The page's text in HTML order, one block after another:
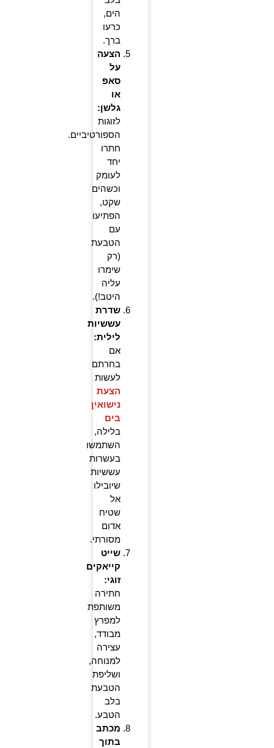
הים,
כרעו
ברך.
הצעה
על
סאפ
או
גלשן:
לזוגות
הספורטיביים.
חתרו
יחד
לעומק
וכשהים
שקט,
הפתיעו
עם
הטבעת
(רק
שימרו
עליה
היטב!).
שדרת
עששיות
לילית:
אם
בחרתם
לעשות
הצעת
נישואין
בים
בלילה,
השתמשו
בעשרות
עששיות
שיובילו
אל
שטיח
אדום
מסורתי.
שייט
קייאקים
זוגי:
חתירה
משותפת
למפרץ
מבודד,
עצירה
למנוחה,
ושליפת
הטבעת
בלב
הטבע.
מכתב
בתוך